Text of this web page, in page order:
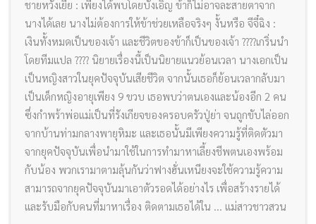
ชายหวังเยี่ย : เพียงได้พบโดยบังเอิญ ข้าก็ไม่อาจละสายตาจาก
นางได้เลย นางไม่ต้องการให้ข้าช่วยเหลือจริงๆ งั้นหรือ จีจี๋ฉิง :
เงินทั้งหมดเป็นของเจ้า และชีวิตของข้าก็เป็นของเจ้า ????เกริ่นนำ
โดยทีมแปล ???? นิยายเรื่องนี้เป็นนิยายแนวย้อนเวลา นางเอกเป็น
เป็นหญิงสาวในยุคปัจจุบันเสียชีวิต จากนั้นเธอก็ย้อนเวลากลับมา
เป็นเด็กหญิงอายุเพียง 9 ขวบ เธอพบว่าตนเองและน้องอีก 2 คน
ซึ่งกำพร้าพ่อแม่เป็นที่รังเกียจของครอบครัวปู่ย่า จนถูกขับไล่ออก
จากบ้านท่ามกลางพายุหิมะ และเธอนั้นมีเพียงความรู้ที่ติดตัวมา
จากยุคปัจจุบันเพื่อนำมาใช้ในการทำมาหาเลี้ยงชีพตนเองพร้อม
กับน้อง พวกเรามาตามลุ้นกันว่าฟางฮั่นเหนียงจะใช้ความรู้ความ
สามารถจากยุคปัจจุบันมาเอาตัวรอดได้อย่างไร เพื่อสร้างรายได้
และรับมือกับคนที่มาหาเรื่อง ติดตามเธอได้ใน ... แม่สาวชาวสวน